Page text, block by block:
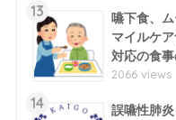
13
嚥下食、
マイルケ
対応の食
2066 views
14
誤嚥性肺